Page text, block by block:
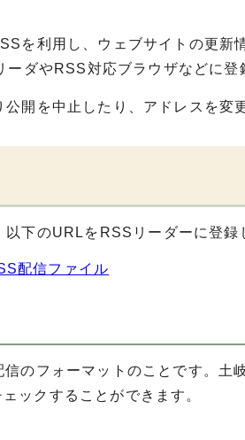
を利用し、ウェブサイトの更新
ダやRSS対応ブラウザなどに登
開を中止したり、アドレスを変
下のURLをRSSリーダーに登録
配信ファイル
のフォーマットのことです。土
ックすることができます。